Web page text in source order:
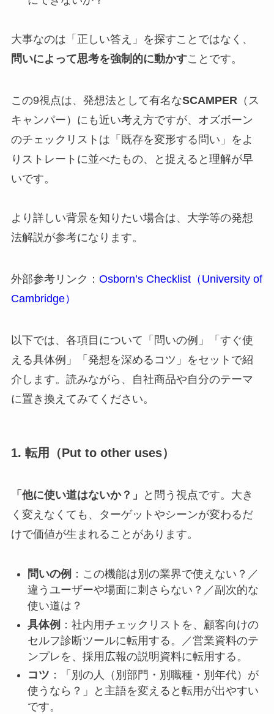
大事なのは「正しい答え」を探すことではなく、
問いによって思考を強制的に動かすことです。
この9視点は、発想法として有名なSCAMPER（ス
キャンパー）にも近い考え方ですが、オズボーン
のチェックリストは「既存を変形する問い」をよ
りストレートに並べたもの、と捉えると理解が早
いです。
より詳しい背景を知りたい場合は、大学等の発想
法解説が参考になります。
外部参考リンク： Osborn’s Checklist（University of
Cambridge）
以下では、各項目について「問いの例」「すぐ使
える具体例」「発想を深めるコツ」をセットで紹
介します。読みながら、自社商品や自分のテーマ
に置き換えてみてください。
1. 転用（Put to other uses）
「他に使い道はないか？」
と問う視点です。大き
く変えなくても、ターゲットやシーンが変わるだ
けで価値が生まれることがあります。
問いの例 ：この機能は別の業界で使えない？／
違うユーザーや場面に刺さらない？／副次的な
使い道は？
具体例 ：社内用チェックリストを、顧客向けの
セルフ診断ツールに転用する。／営業資料のテ
ンプレを、採用広報の説明資料に転用する。
コツ ：「別の人（別部門・別職種・別年代）が
使うなら？」と主語を変えると転用が出やすい
です。